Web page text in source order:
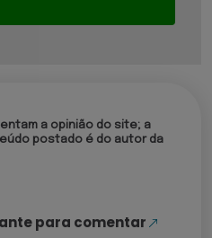
a opinião do site; a
postado é do autor da
para comentar